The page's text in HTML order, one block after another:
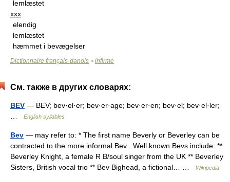
lemlæstet
xxx
elendig
lemlæstet
hæmmet i bevægelser
Dictionnaire français-danois > infirme
См. также в других словарях:
BEV — BEV; bev·el·er; bev·er·age; bev·er·en; bev·el; bev·el·ler;
English syllables
Bev — may refer to: * The first name Beverly or Beverley can be
contracted to the more informal Bev . Well known Bevs include: **
Beverley Knight, a female R B/soul singer from the UK ** Beverley
Sisters, British vocal trio ** Bev Bighead, a fictional… …
Wikipedia